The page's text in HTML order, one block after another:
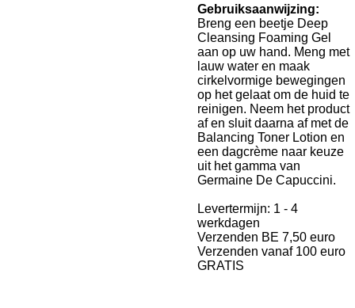
Gebruiksaanwijzing:
Breng een beetje Deep
Cleansing Foaming Gel
aan op uw hand. Meng met
lauw water en maak
cirkelvormige bewegingen
op het gelaat om de huid te
reinigen. Neem het product
af en sluit daarna af met de
Balancing Toner Lotion en
een dagcrème naar keuze
uit het gamma van
Germaine De Capuccini.
Levertermijn: 1 - 4
werkdagen
Verzenden BE 7,50 euro
Verzenden vanaf 100 euro
GRATIS